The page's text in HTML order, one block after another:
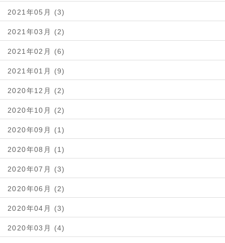
2021年05月 (3)
2021年03月 (2)
2021年02月 (6)
2021年01月 (9)
2020年12月 (2)
2020年10月 (2)
2020年09月 (1)
2020年08月 (1)
2020年07月 (3)
2020年06月 (2)
2020年04月 (3)
2020年03月 (4)